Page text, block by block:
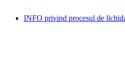
INFO privind procesul de